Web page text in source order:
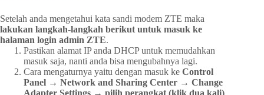
Setelah anda mengetahui kata sandi modem ZTE maka
lakukan langkah-langkah berikut untuk masuk ke
halaman login admin ZTE.
Pastikan alamat IP anda DHCP untuk memudahkan
masuk saja, nanti anda bisa mengubahnya lagi.
Cara mengaturnya yaitu dengan masuk ke Control
Panel → Network and Sharing Center → Change
Adapter Settings → pilih perangkat (klik dua kali)